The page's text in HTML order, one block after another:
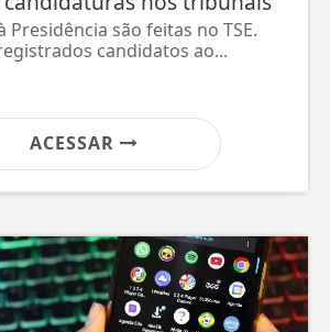
Presidência são feitas no TSE.
candidatos ao...
ACESSAR